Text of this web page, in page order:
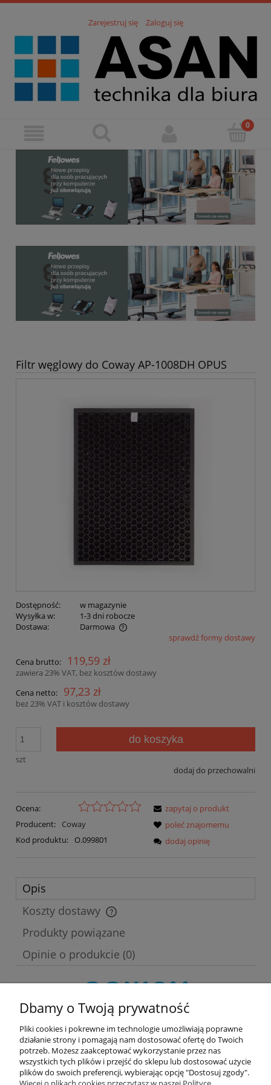
Zarejestruj się Zaloguj się
Filtr węglowy do Coway AP-1008DH OPUS
Dostępność:
w magazynie
Wysyłka w:
1-3 dni robocze
Dostawa:
Darmowa
Cena nie zawiera ewentualnych kosztów płatnościsprawdź formy dostawy
Cena brutto: 119,59 zł
zawiera 23% VAT, bez kosztów dostawy
Cena netto:
97,23 zł
bez 23% VAT i kosztów dostawy
szt
do koszyka
dodaj do przechowalni
Ocena:
Producent:
Coway
Kod produktu:
O.099801
zapytaj o produkt
poleć znajomemu
dodaj opinię
Opis
Koszty dostawy
Cena nie zawiera ewentualnych kosztów płatności
Produkty powiązane
Opinie o produkcie (0)
Filtr węglowy do Coway AP-
1008DH OPUS
Filtr węglowy do Coway AP-1008DH
Rodzaj części: oryginał
Dbamy o Twoją prywatność
Pliki cookies i pokrewne im technologie umożliwiają poprawne
działanie strony i pomagają nam dostosować ofertę do Twoich
potrzeb. Możesz zaakceptować wykorzystanie przez nas
wszystkich tych plików i przejść do sklepu lub dostosować użycie
plików do swoich preferencji, wybierając opcję "Dostosuj zgody".